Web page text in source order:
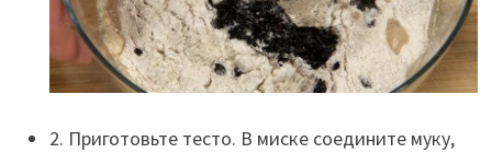
2. Приготовьте тесто. В миске соедините муку,